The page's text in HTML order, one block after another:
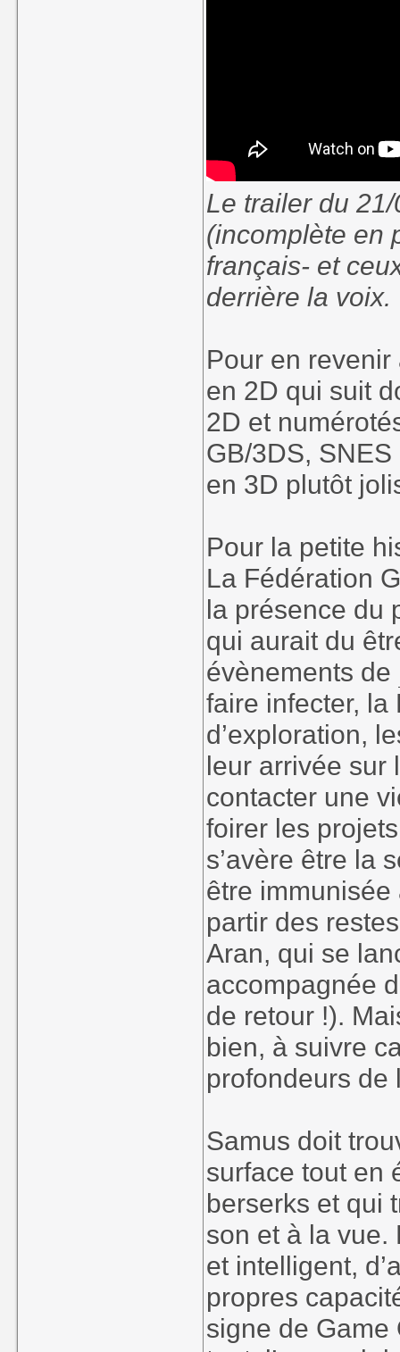
Le trailer du
(incomplète en
français- et
derrière la voix.
Pour en revenir
en 2D qui suit
2D et
GB/3DS,
en 3D plutôt
Pour la petite
La Fédération
la présence du
qui aurait du
évènements de
faire infecter, la
d’exploration,
leur arrivée sur
contacter une
foirer les
s’avère être la
être
partir des
Aran, qui se
accompagnée
de retour !).
bien, à suivre
profondeurs de
Samus doit
surface tout en
berserks et qui
son et à la vue.
et intelligent,
propres
signe de Game